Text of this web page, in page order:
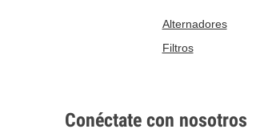
Alternadores
Filtros
Conéctate con nosotros